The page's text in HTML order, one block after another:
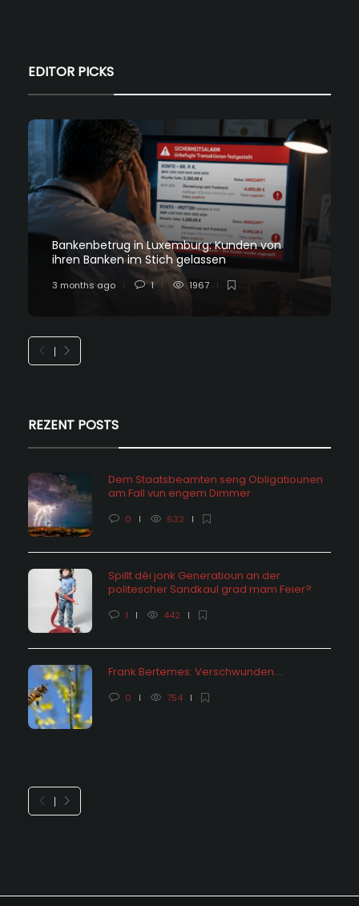
EDITOR PICKS
Bankenbetrug in Luxemburg: Kunden von
ihren Banken im Stich gelassen
3 months ago 1 1967
REZENT POSTS
Dem Staatsbeamten seng Obligatiounen
am Fall vun engem Dimmer
0 632
Spillt déi jonk Generatioun an der
politescher Sandkaul grad mam Feier?
1 442
Frank Bertemes: Verschwunden….
0 754